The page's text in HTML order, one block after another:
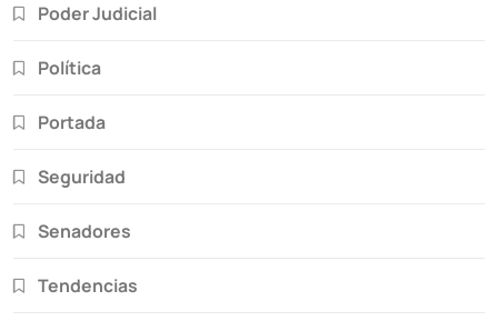
Poder Judicial
Política
Portada
Seguridad
Senadores
Tendencias